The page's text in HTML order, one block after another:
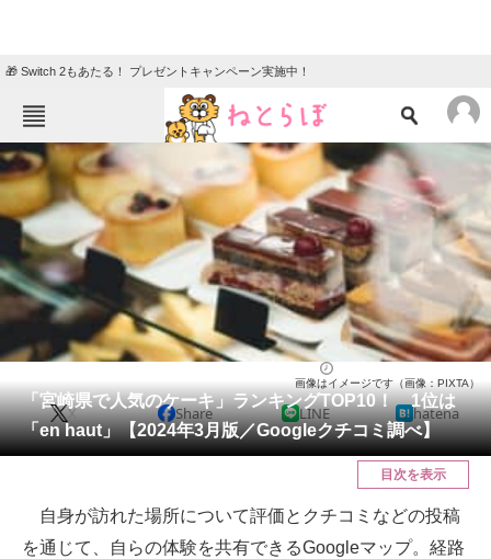
🎁 Switch 2もあたる！ プレゼントキャンペーン実施中！
ねとらぼメニュー
TOP ニュース
エンタメ クイズ
グルメ 地域
住まい 教育・育児
動物 リサーチ
会員記事
メディア
ITの今と未来を見通す
「宮崎県で人気のケーキ」ランキングTOP10！ 1位は
「en haut」【2024年3月版／Googleクチコミ調べ】
画像はイメージです（画像：PIXTA）
X Share LINE hatena
目次を表示
自身が訪れた場所について評価とクチコミなどの投稿
を通じて、自らの体験を共有できるGoogleマップ。経路